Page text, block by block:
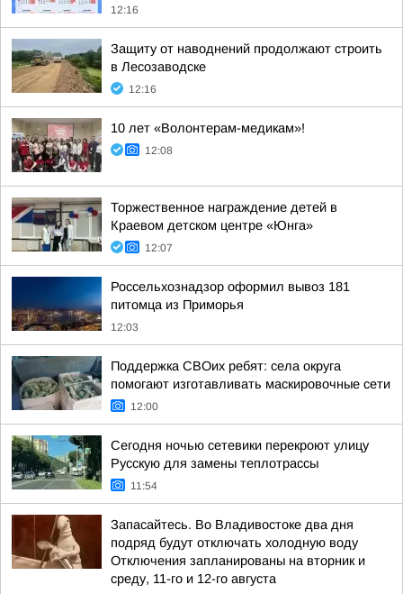
12:16
Защиту от наводнений продолжают строить
в Лесозаводске
12:16
10 лет «Волонтерам-медикам»!
12:08
Торжественное награждение детей в
Краевом детском центре «Юнга»
12:07
Россельхознадзор оформил вывоз 181
питомца из Приморья
12:03
Поддержка СВОих ребят: села округа
помогают изготавливать маскировочные сети
12:00
Сегодня ночью сетевики перекроют улицу
Русскую для замены теплотрассы
11:54
Запасайтесь. Во Владивостоке два дня
подряд будут отключать холодную воду
Отключения запланированы на вторник и
среду, 11-го и 12-го августа